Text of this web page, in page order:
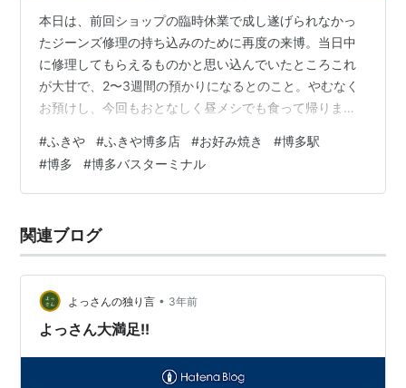
本日は、前回ショップの臨時休業で成し遂げられなかっ
たジーンズ修理の持ち込みのために再度の来博。当日中
に修理してもらえるものかと思い込んでいたところこれ
が大甘で、2〜3週間の預かりになるとのこと。やむなく
お預けし、今回もおとなしく昼メシでも食って帰りま
り やってきましたのは、JR博多駅の隣にある博多バスタ
ーミナル。ここは先般の牧のうどんに続いて2度目の訪問
です。 今回はエレベーターに乗って8階の食堂街へ向か
ト、お好み焼きのお店・ふきやです。こちらは観光客に
も大人気で、平日の午後2時過ぎにもかかわ…
#ふきや #ふきや博多店 #お好み焼き #博多駅
#博多 #博多バスターミナル
関連ブログ
よっさんの独り言 • 3年前
よっさん大満足!!